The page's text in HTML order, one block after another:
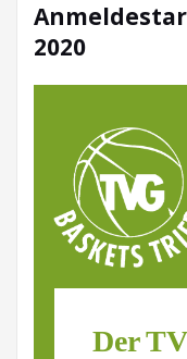
2020
Der